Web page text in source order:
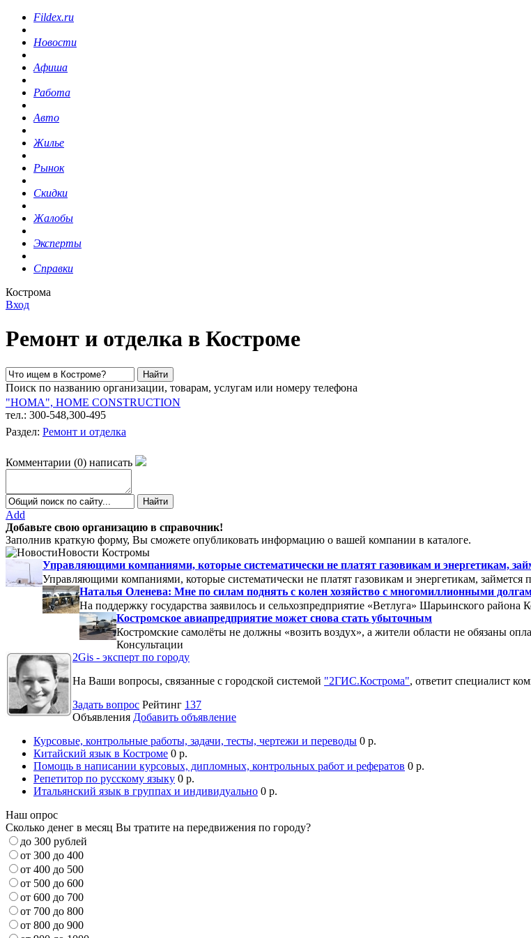
Fildex.ru
Новости
Афиша
Работа
Авто
Жилье
Рынок
Скидки
Жалобы
Эксперты
Справки
Кострома
Вход
Ремонт и отделка в Костроме
Поиск по названию организации, товарам, услугам или номеру телефона
"HOMA", HOME CONSTRUCTION
тел.: 300-548,300-495
Раздел: Ремонт и отделка
Комментарии (0) написать
Add
Добавьте свою организацию в справочник!
Заполнив краткую форму, Вы сможете опубликовать информацию о вашей компании в каталоге.
Новости Костромы
Управляющими компаниями, которые систематически не платят газовикам и энергетикам,
Управляющими компаниями, которые систематически не платят газовикам и энергетикам,
Наталья Оленева: Мне по силам поднять с колен хозяйство с многомиллионными
На поддержку государства заявилось и сельхозпредприятие «Ветлуга» Шарьинского района
Костромское авиапредприятие может снова стать убыточным
Костромские самолёты не должны «возить воздух», а жители области не обязаны
Консультации
2Gis - эксперт по городу
На Ваши вопросы, связанные с городской системой "2ГИС.Кострома", ответит специалист
Задать вопрос Рейтинг 137
Объявления Добавить объявление
Курсовые, контрольные работы, задачи, тесты, чертежи и переводы 0 р.
Китайский язык в Костроме 0 р.
Помощь в написании курсовых, дипломных, контрольных работ и рефератов 0 р.
Репетитор по русскому языку 0 р.
Итальянский язык в группах и индивидуально 0 р.
Наш опрос
Сколько денег в месяц Вы тратите на передвижения по городу?
до 300 рублей
от 300 до 400
от 400 до 500
от 500 до 600
от 600 до 700
от 700 до 800
от 800 до 900